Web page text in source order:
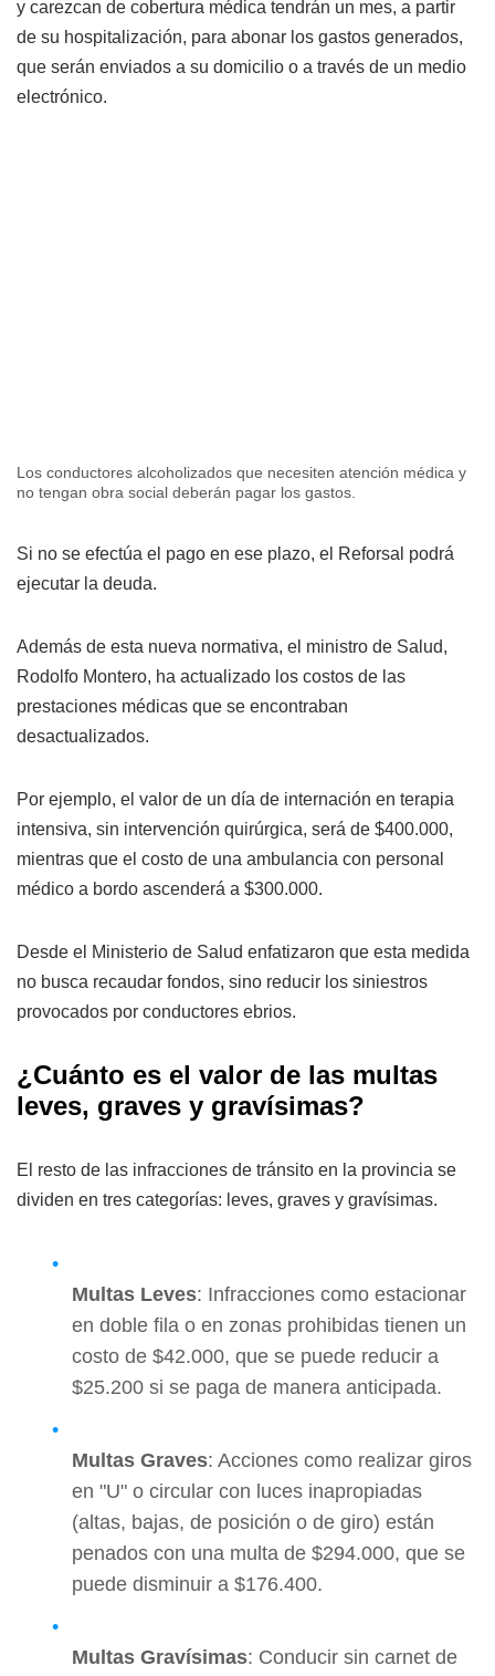
y carezcan de cobertura médica tendrán un mes, a partir
de su hospitalización, para abonar los gastos generados,
que serán enviados a su domicilio o a través de un medio
electrónico.
Los conductores alcoholizados que necesiten atención médica y
no tengan obra social deberán pagar los gastos.
Si no se efectúa el pago en ese plazo, el Reforsal podrá
ejecutar la deuda.
Además de esta nueva normativa, el ministro de Salud,
Rodolfo Montero, ha actualizado los costos de las
prestaciones médicas que se encontraban
desactualizados.
Por ejemplo, el valor de un día de internación en terapia
intensiva, sin intervención quirúrgica, será de $400.000,
mientras que el costo de una ambulancia con personal
médico a bordo ascenderá a $300.000.
Desde el Ministerio de Salud enfatizaron que esta medida
no busca recaudar fondos, sino reducir los siniestros
provocados por conductores ebrios.
¿Cuánto es el valor de las multas
leves, graves y gravísimas?
El resto de las infracciones de tránsito en la provincia se
dividen en tres categorías: leves, graves y gravísimas.
Multas Leves: Infracciones como estacionar
en doble fila o en zonas prohibidas tienen un
costo de $42.000, que se puede reducir a
$25.200 si se paga de manera anticipada.
Multas Graves: Acciones como realizar giros
en "U" o circular con luces inapropiadas
(altas, bajas, de posición o de giro) están
penados con una multa de $294.000, que se
puede disminuir a $176.400.
Multas Gravísimas: Conducir sin carnet de